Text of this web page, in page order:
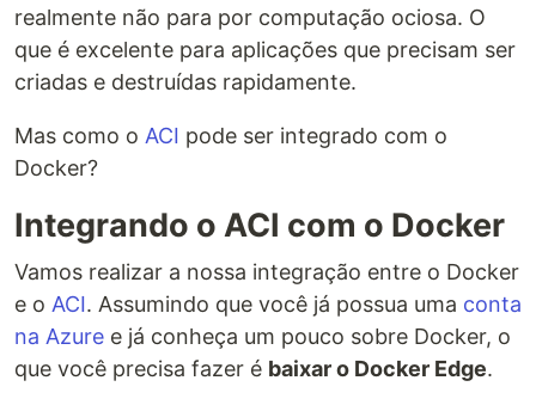
realmente não para por computação ociosa. O
que é excelente para aplicações que precisam ser
criadas e destruídas rapidamente.
Mas como o ACI pode ser integrado com o
Docker?
Integrando o ACI com o Docker
Vamos realizar a nossa integração entre o Docker
e o ACI. Assumindo que você já possua uma conta
na Azure e já conheça um pouco sobre Docker, o
que você precisa fazer é baixar o Docker Edge.